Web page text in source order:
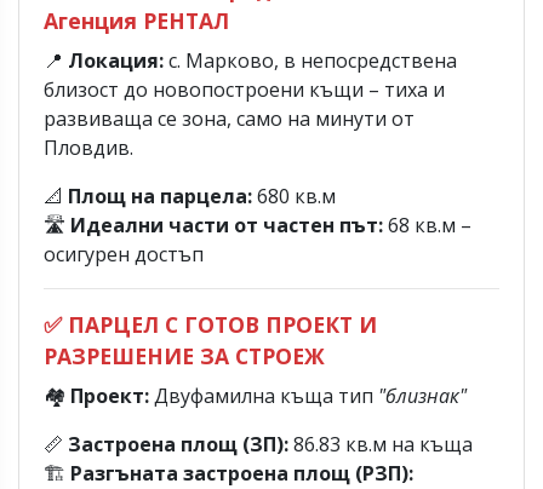
Агенция РЕНТАЛ
📍 Локация:с. Марково, в непосредствена
близост до новопостроени къщи – тиха и
развиваща се зона, само на минути от
Пловдив.
📐 Площ на парцела:680 кв.м
🛣️ Идеални части от частен път:68 кв.м –
осигурен достъп
✅ ПАРЦЕЛ С ГОТОВ ПРОЕКТ И
РАЗРЕШЕНИЕ ЗА СТРОЕЖ
🏘️ Проект:Двуфамилна къща тип "близнак"
📏 Застроена площ (ЗП):86.83 кв.м на къща
🏗️ Разгъната застроена площ (РЗП):